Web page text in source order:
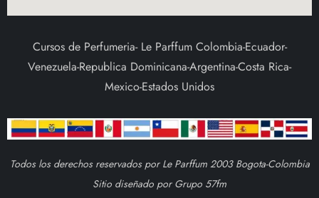
Cursos de Perfumeria- Le Parffum Colombia-Ecuador-
Venezuela-Republica Dominicana-Argentina-Costa Rica-
Mexico-Estados Unidos
Todos los derechos reservados por Le Parffum 2003 Bogota-Colombia
Sitio diseñado por Grupo 57fm